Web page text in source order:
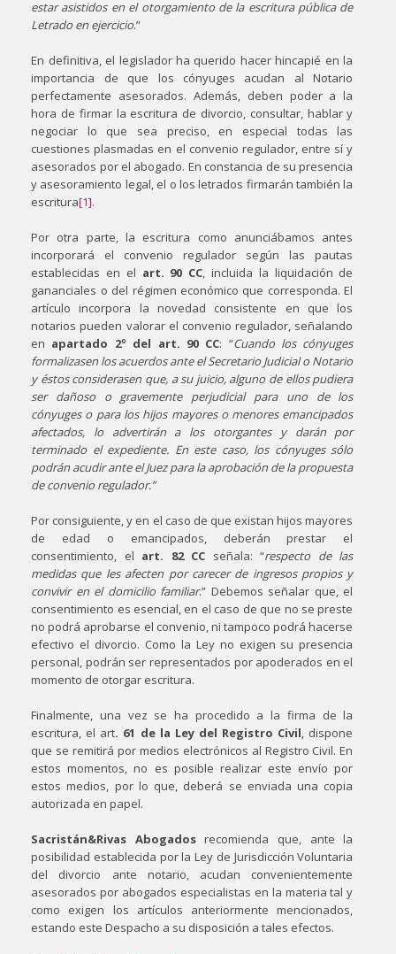
estar asistidos en el otorgamiento de la escritura pública de
Letrado en ejercicio.”
En definitiva, el legislador ha querido hacer hincapié en la
importancia de que los cónyuges acudan al Notario
perfectamente asesorados. Además, deben poder a la
hora de firmar la escritura de divorcio, consultar, hablar y
negociar lo que sea preciso, en especial todas las
cuestiones plasmadas en el convenio regulador, entre sí y
asesorados por el abogado. En constancia de su presencia
y asesoramiento legal, el o los letrados firmarán también la
escritura[1].
Por otra parte, la escritura como anunciábamos antes
incorporará el convenio regulador según las pautas
establecidas en el art. 90 CC, incluida la liquidación de
gananciales o del régimen económico que corresponda. El
artículo incorpora la novedad consistente en que los
notarios pueden valorar el convenio regulador, señalando
en apartado 2º del art. 90 CC: “Cuando los cónyuges
formalizasen los acuerdos ante el Secretario Judicial o Notario
y éstos considerasen que, a su juicio, alguno de ellos pudiera
ser dañoso o gravemente perjudicial para uno de los
cónyuges o para los hijos mayores o menores emancipados
afectados, lo advertirán a los otorgantes y darán por
terminado el expediente. En este caso, los cónyuges sólo
podrán acudir ante el Juez para la aprobación de la propuesta
de convenio regulador.”
Por consiguiente, y en el caso de que existan hijos mayores
de edad o emancipados, deberán prestar el
consentimiento, el art. 82 CC señala: “respecto de las
medidas que les afecten por carecer de ingresos propios y
convivir en el domicilio familiar.” Debemos señalar que, el
consentimiento es esencial, en el caso de que no se preste
no podrá aprobarse el convenio, ni tampoco podrá hacerse
efectivo el divorcio. Como la Ley no exigen su presencia
personal, podrán ser representados por apoderados en el
momento de otorgar escritura.
Finalmente, una vez se ha procedido a la firma de la
escritura, el art. 61 de la Ley del Registro Civil, dispone
que se remitirá por medios electrónicos al Registro Civil. En
estos momentos, no es posible realizar este envío por
estos medios, por lo que, deberá se enviada una copia
autorizada en papel.
Sacristán&Rivas Abogadosrecomienda que, ante la
posibilidad establecida por la Ley de Jurisdicción Voluntaria
del divorcio ante notario, acudan convenientemente
asesorados por abogados especialistas en la materia tal y
como exigen los artículos anteriormente mencionados,
estando este Despacho a su disposición a tales efectos.